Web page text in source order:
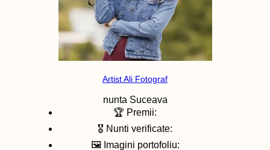
Artist Ali Fotograf
nunta Suceava
🏆 Premii:
🎖️ Nunti verificate:
🖼️ Imagini portofoliu: